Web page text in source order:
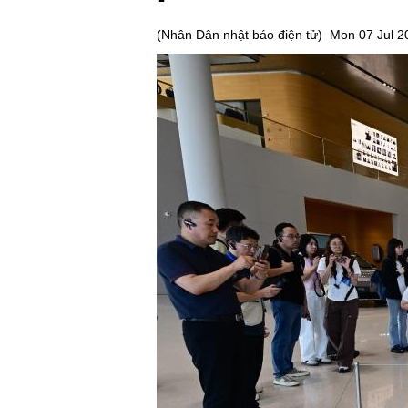
(Nhân Dân nhật báo điện tử) Mon 07 Jul